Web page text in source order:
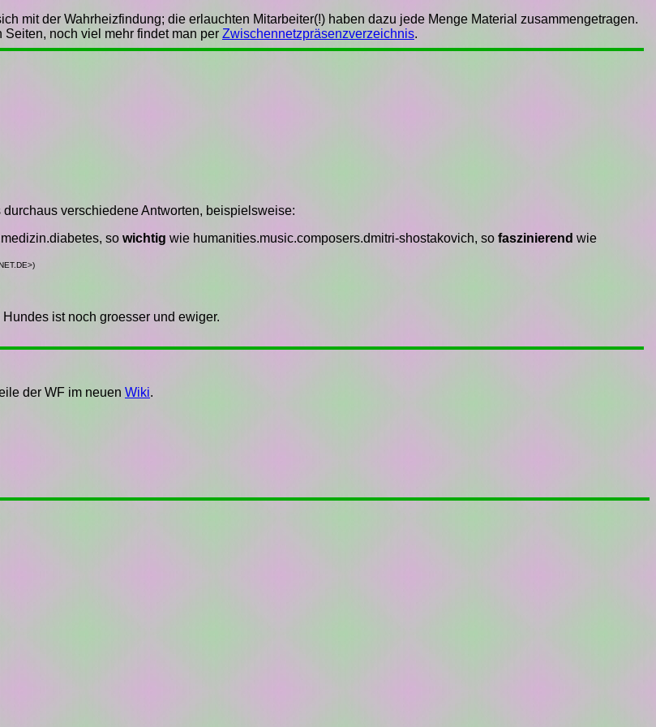
mit der Wahrheizfindung; die erlauchten Mitarbeiter(!) haben dazu jede Menge Material zusammengetragen.
noch viel mehr findet man per Zwischennetzpräsenzverzeichnis.
verschiedene Antworten, beispielsweise:
so wichtig wie humanities.music.composers.dmitri-shostakovich, so faszinierend wie
ist noch groesser und ewiger.
der WF im neuen Wiki.